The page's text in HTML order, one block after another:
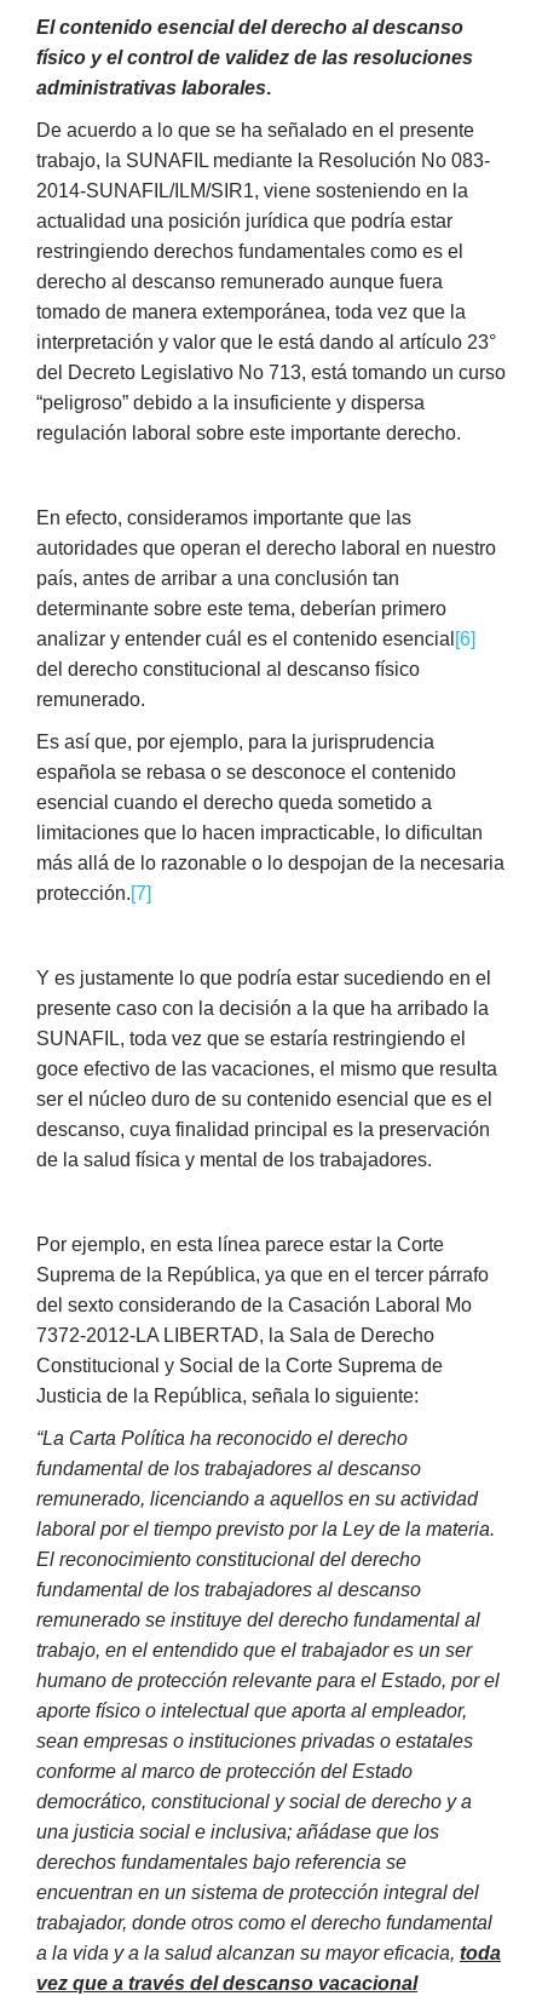
El contenido esencial del derecho al descanso
físico y el control de validez de las resoluciones
administrativas laborales.
De acuerdo a lo que se ha señalado en el presente
trabajo, la SUNAFIL mediante la Resolución No 083-
2014-SUNAFIL/ILM/SIR1, viene sosteniendo en la
actualidad una posición jurídica que podría estar
restringiendo derechos fundamentales como es el
derecho al descanso remunerado aunque fuera
tomado de manera extemporánea, toda vez que la
interpretación y valor que le está dando al artículo 23°
del Decreto Legislativo No 713, está tomando un curso
“peligroso” debido a la insuficiente y dispersa
regulación laboral sobre este importante derecho.
En efecto, consideramos importante que las
autoridades que operan el derecho laboral en nuestro
país, antes de arribar a una conclusión tan
determinante sobre este tema, deberían primero
analizar y entender cuál es el contenido esencial [6]
del derecho constitucional al descanso físico
remunerado.
Es así que, por ejemplo, para la jurisprudencia
española se rebasa o se desconoce el contenido
esencial cuando el derecho queda sometido a
limitaciones que lo hacen impracticable, lo dificultan
más allá de lo razonable o lo despojan de la necesaria
protección. [7]
Y es justamente lo que podría estar sucediendo en el
presente caso con la decisión a la que ha arribado la
SUNAFIL, toda vez que se estaría restringiendo el
goce efectivo de las vacaciones, el mismo que resulta
ser el núcleo duro de su contenido esencial que es el
descanso, cuya finalidad principal es la preservación
de la salud física y mental de los trabajadores.
Por ejemplo, en esta línea parece estar la Corte
Suprema de la República, ya que en el tercer párrafo
del sexto considerando de la Casación Laboral Mo
7372-2012-LA LIBERTAD, la Sala de Derecho
Constitucional y Social de la Corte Suprema de
Justicia de la República, señala lo siguiente:
“La Carta Política ha reconocido el derecho
fundamental de los trabajadores al descanso
remunerado, licenciando a aquellos en su actividad
laboral por el tiempo previsto por la Ley de la materia.
El reconocimiento constitucional del derecho
fundamental de los trabajadores al descanso
remunerado se instituye del derecho fundamental al
trabajo, en el entendido que el trabajador es un ser
humano de protección relevante para el Estado, por el
aporte físico o intelectual que aporta al empleador,
sean empresas o instituciones privadas o estatales
conforme al marco de protección del Estado
democrático, constitucional y social de derecho y a
una justicia social e inclusiva; añádase que los
derechos fundamentales bajo referencia se
encuentran en un sistema de protección integral del
trabajador, donde otros como el derecho fundamental
a la vida y a la salud alcanzan su mayor eficacia, toda
vez que a través del descanso vacacional